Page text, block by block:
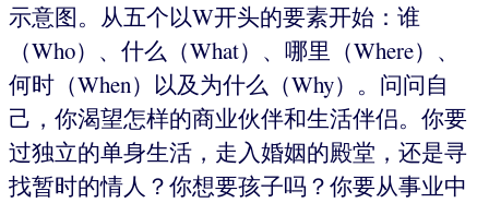
示意图。从五个以W开头的要素开始：谁
（Who）、什么（What）、哪里（Where）、
何时（When）以及为什么（Why）。问问自
己，你渴望怎样的商业伙伴和生活伴侣。你要
过独立的单身生活，走入婚姻的殿堂，还是寻
找暂时的情人？你想要孩子吗？你要从事业中